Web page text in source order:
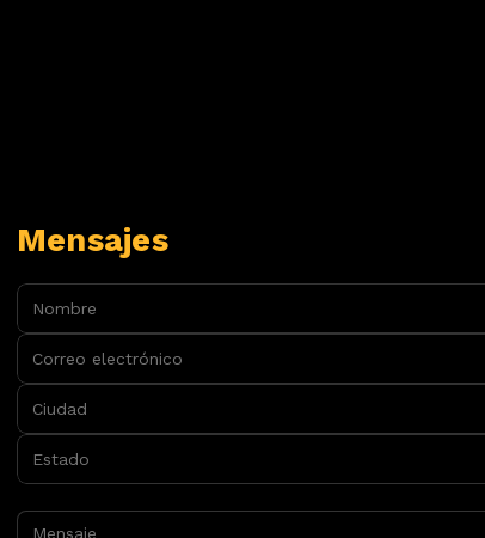
Mensajes
Nombre:
Correo electrónico:
Ciudad:
Estado: